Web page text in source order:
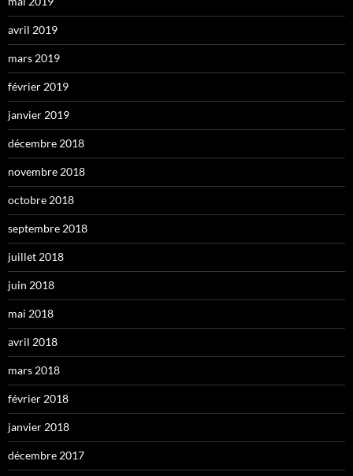
avril 2019
mars 2019
février 2019
janvier 2019
décembre 2018
novembre 2018
octobre 2018
septembre 2018
juillet 2018
juin 2018
mai 2018
avril 2018
mars 2018
février 2018
janvier 2018
décembre 2017